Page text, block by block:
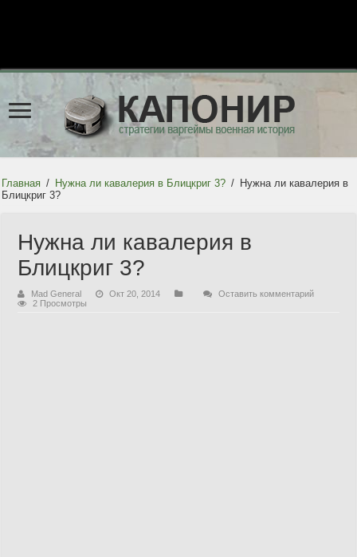
Главная / Нужна ли кавалерия в Блицкриг 3? / Нужна ли кавалерия в
Блицкриг 3?
Нужна ли кавалерия в
Блицкриг 3?
Mad General Окт 20, 2014
Оставить комментарий
2 Просмотры